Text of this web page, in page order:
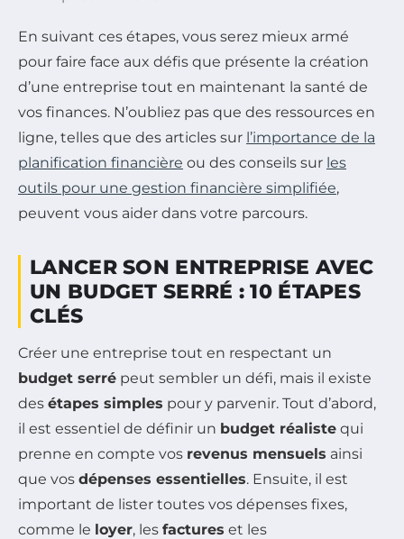
En suivant ces étapes, vous serez mieux armé
pour faire face aux défis que présente la création
d’une entreprise tout en maintenant la santé de
vos finances. N’oubliez pas que des ressources en
ligne, telles que des articles sur l’importance de la
planification financière ou des conseils sur les
outils pour une gestion financière simplifiée,
peuvent vous aider dans votre parcours.
LANCER SON ENTREPRISE AVEC
UN BUDGET SERRÉ : 10 ÉTAPES
CLÉS
Créer une entreprise tout en respectant un
budget serré peut sembler un défi, mais il existe
des étapes simples pour y parvenir. Tout d’abord,
il est essentiel de définir un budget réaliste qui
prenne en compte vos revenus mensuels ainsi
que vos dépenses essentielles. Ensuite, il est
important de lister toutes vos dépenses fixes,
comme le loyer, les factures et les